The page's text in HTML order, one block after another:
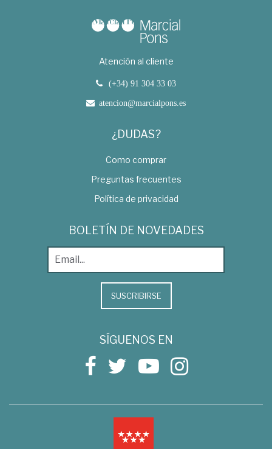
Atención al cliente
(+34) 91 304 33 03
atencion@marcialpons.es
¿DUDAS?
Como comprar
Preguntas frecuentes
Política de privacidad
BOLETÍN DE NOVEDADES
SUSCRIBIRSE
SÍGUENOS EN